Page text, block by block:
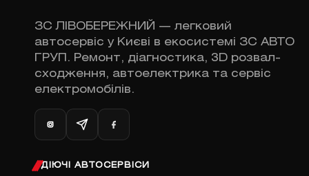
ЗС ЛІВОБЕРЕЖНИЙ — легковий
автосервіс у Києві в екосистемі ЗС АВТО
ГРУП. Ремонт, діагностика, 3D розвал-
сходження, автоелектрика та сервіс
електромобілів.
ДІЮЧІ АВТОСЕРВІСИ